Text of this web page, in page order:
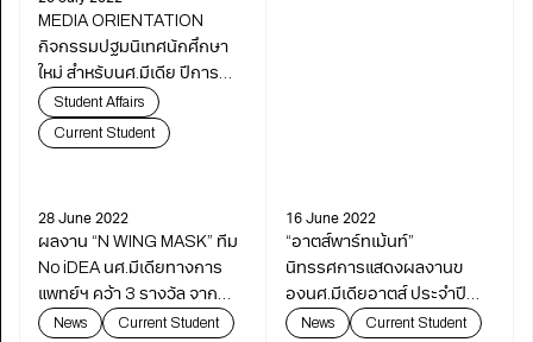
MEDIA ORIENTATION
กิจกรรมปฐมนิเทศนักศึกษา
ใหม่ สำหรับนศ.มีเดีย ปีการ
ศึกษา 2565
Student Affairs
Current Student
28 June 2022
ผลงาน “N WING MASK” ทีม
No iDEA นศ.มีเดียทางการ
แพทย์ฯ คว้า 3 รางวัล จาก
โครงการประกวด Thailand’s
News Current Student
16 June 2022
“อาตส์พาร์ทเม้นท์”
นิทรรศการแสดงผลงานข
องนศ.มีเดียอาตส์ ประจำปี
2564
News Current Student